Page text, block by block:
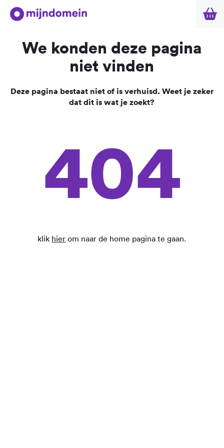
We konden deze pagina
niet vinden
Deze pagina bestaat niet of is verhuisd. Weet je zeker
dat dit is wat je zoekt?
404
klik hier om naar de home pagina te gaan.